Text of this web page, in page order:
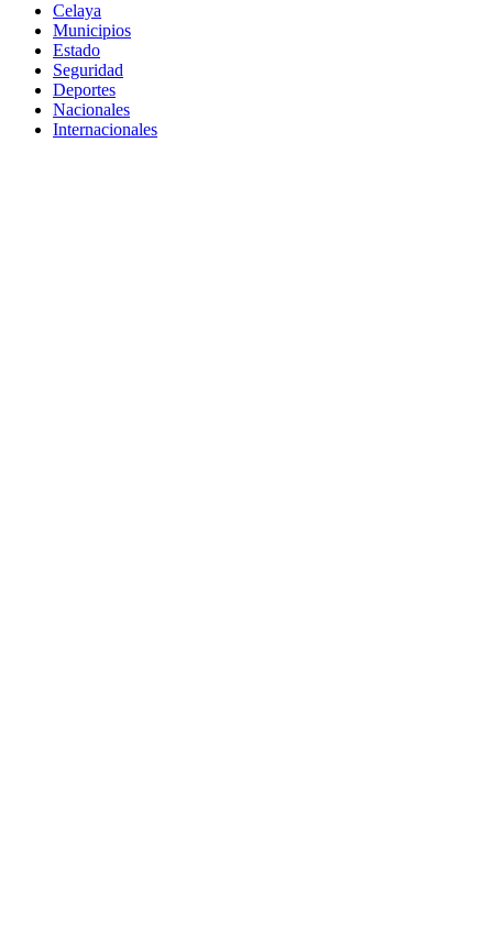
Celaya
Municipios
Estado
Seguridad
Deportes
Nacionales
Internacionales